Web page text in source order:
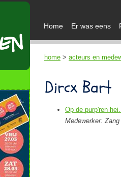
Home Er was eens
home > acteurs en
Dircx Bart
Op de purp'ren
Medewerker: Zang